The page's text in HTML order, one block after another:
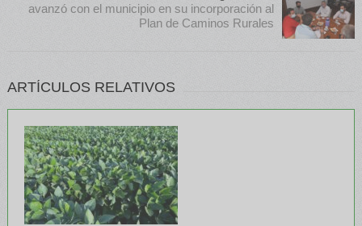
avanzó con el municipio en su incorporación al
Plan de Caminos Rurales
ARTÍCULOS RELATIVOS